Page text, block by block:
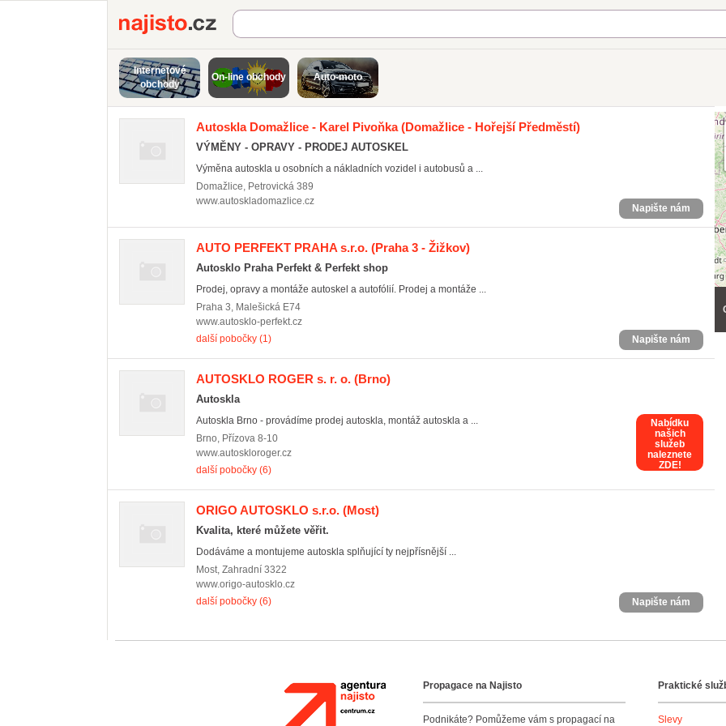
Najisto.cz
Internetové
obchody
On-line obchody Auto-moto
Autoskla Domažlice - Karel Pivoňka(Domažlice - Hořejší Předměstí)
VÝMĚNY - OPRAVY - PRODEJ AUTOSKEL
Výměna autoskla u osobních a nákladních vozidel i autobusů a ...
Domažlice, Petrovická 389
www.autoskladomazlice.cz
Napište nám
AUTO PERFEKT PRAHA s.r.o. (Praha 3 - Žižkov)
Autosklo Praha Perfekt & Perfekt shop
Prodej, opravy a montáže autoskel a autofólií. Prodej a montáže ...
Praha 3, Malešická E74
www.autosklo-perfekt.cz
další pobočky (1)
Napište nám
AUTOSKLO ROGER s. r. o. (Brno)
Autoskla
Autoskla Brno - provádíme prodej autoskla, montáž autoskla a ...
Brno, Přízova 8-10
www.autoskloroger.cz
další pobočky (6)
Nabídku
našich
služeb
naleznete
ZDE!
ORIGO AUTOSKLO s.r.o. (Most)
Kvalita, které můžete věřit.
Dodáváme a montujeme autoskla splňující ty nejpřísnější ...
Most, Zahradní 3322
www.origo-autosklo.cz
další pobočky (6)
Napište nám
Agentura NajistoPropagace na Najisto
Podnikáte? Pomůžeme vám s propagací na
Praktické
Slevy